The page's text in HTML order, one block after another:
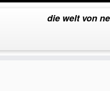
die welt von